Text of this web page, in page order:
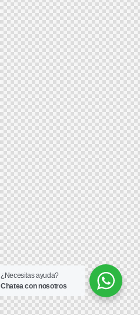
¿Necesitas ayuda?
Chatea con nosotros